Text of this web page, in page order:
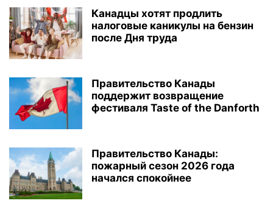
Канадцы хотят продлить
налоговые каникулы на бензин
после Дня труда
Правительство Канады
поддержит возвращение
фестиваля Taste of the Danforth
Правительство Канады:
пожарный сезон 2026 года
начался спокойнее